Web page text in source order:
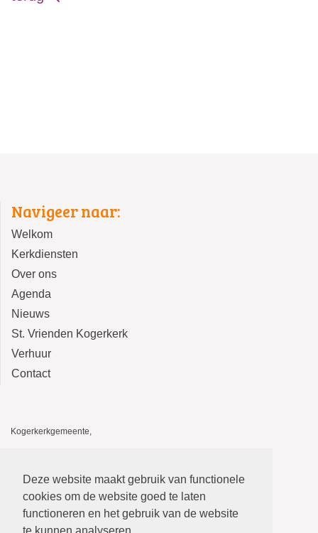
Deze website maakt gebruik van functionele
cookies om de website goed te laten
functioneren en het gebruik van de website
te kunnen analyseren.
Navigeer naar:
Welkom
Kerkdiensten
Over ons
Agenda
Nieuws
St. Vrienden Kogerkerk
Verhuur
Contact
Kogerkerkgemeente,
De Stolp, Kerkstraat 12, 1541 HA Koog aan de Zaan
E-mail: kogerkerkgemeente@gmail.com